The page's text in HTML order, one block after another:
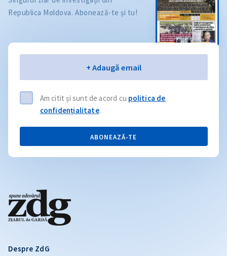
Despre ZdG
Republica Moldova. Abonează-te și tu!
+ Adaugă email
Am citit și sunt de acord cu politica de
confidențialitate.
ABONEAZĂ-TE